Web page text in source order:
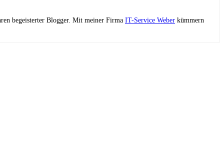
begeisterter Blogger. Mit meiner Firma IT-Service Weber kümmern